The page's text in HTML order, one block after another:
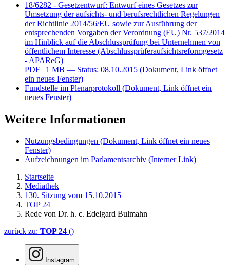
18/6282 - Gesetzentwurf: Entwurf eines Gesetzes zur
Umsetzung der aufsichts- und berufsrechtlichen Regelungen
der Richtlinie 2014/56/EU sowie zur Ausführung der
entsprechenden Vorgaben der Verordnung (EU) Nr. 537/2014
im Hinblick auf die Abschlussprüfung bei Unternehmen von
öffentlichem Interesse (Abschlussprüferaufsichtsreformgesetz
- APAReG)
PDF | 1 MB — Status: 08.10.2015 (Dokument, Link öffnet
ein neues Fenster)
Fundstelle im Plenarprotokoll (Dokument, Link öffnet ein
neues Fenster)
Weitere Informationen
Nutzungsbedingungen (Dokument, Link öffnet ein neues
Fenster)
Aufzeichnungen im Parlamentsarchiv (Interner Link)
Startseite
Mediathek
130. Sitzung vom 15.10.2015
TOP 24
Rede von Dr. h. c. Edelgard Bulmahn
zurück zu: TOP 24 ()
Instagram